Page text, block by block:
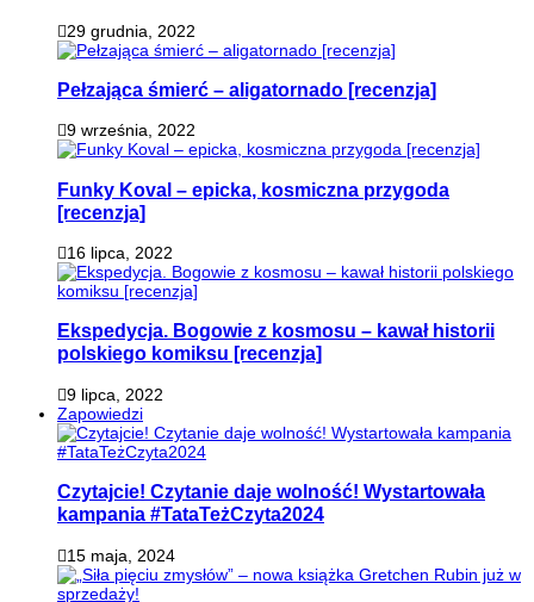
29 grudnia, 2022
Pełzająca śmierć – aligatornado [recenzja]
9 września, 2022
Funky Koval – epicka, kosmiczna przygoda
[recenzja]
16 lipca, 2022
Ekspedycja. Bogowie z kosmosu – kawał historii
polskiego komiksu [recenzja]
9 lipca, 2022
Zapowiedzi
Czytajcie! Czytanie daje wolność! Wystartowała
kampania #TataTeżCzyta2024
15 maja, 2024